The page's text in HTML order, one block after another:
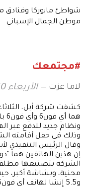
شواطئ مايوركا وفنادق
موطن الجمال الإسباني
#مجتمعك
لاما عزت الأربعاء 10 سبتمبر 2014 17:15
كشفت شركة أبل،
ونظام جديد للدفع عبر
وذلك في حفل أقامته
وقال الرئيس التنفيذي
إن هذين الهاتفين هما
الشركة بتصنيعها